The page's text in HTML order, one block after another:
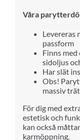
Våra
Levereras
passform
Finns med
sidoljus
Har slät
Obs!
massiv
För dig med
estetisk och
kan också
karmöppning.